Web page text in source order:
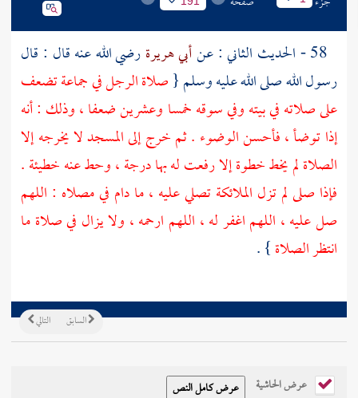
أبي هريرةرضي الله عنه قال : قال
رسول الله صلى الله عليه وسلم {صلاة الرجل في جماعة تضعف
على صلاته في بيته وفي سوقه خمسا وعشرين ضعفا ، وذلك : أنه
إذا توضأ ، فأحسن الوضوء . ثم خرج إلى المسجد لا يخرجه إلا
الصلاة لم يخط خطوة إلا رفعت له بها درجة ، وحط عنه خطيئة .
فإذا صلى لم تزل الملائكة تصلي عليه ، ما دام في مصلاه : اللهم
صل عليه ، اللهم اغفر له ، اللهم ارحمه ، ولا يزال في صلاة ما
انتظر الصلاة} .
التالي السابق
عرض الحاشية